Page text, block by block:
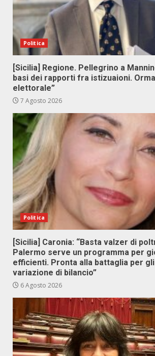
Politica
[Sicilia] Regione. Pellegrino a
basi dei rapporti fra istizuaioni.
elettorale”
7 Agosto 2026
Politica
[Sicilia] Caronia: “Basta valzer di
Palermo serve un programma per
efficienti. Pronta alla battaglia per
variazione di bilancio”
6 Agosto 2026